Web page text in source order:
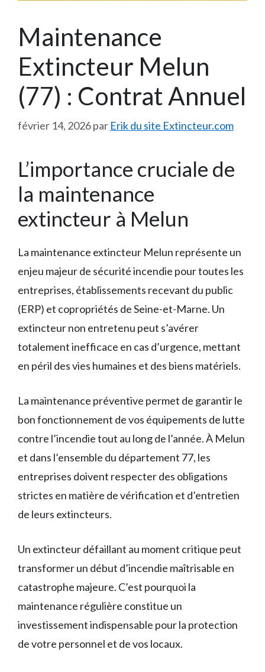
Maintenance
Extincteur Melun
(77) : Contrat Annuel
février 14, 2026par Erik du site Extincteur.com
L’importance cruciale de
la maintenance
extincteur à Melun
La maintenance extincteur Melun représente un
enjeu majeur de sécurité incendie pour toutes les
entreprises, établissements recevant du public
(ERP) et copropriétés de Seine-et-Marne. Un
extincteur non entretenu peut s’avérer
totalement inefficace en cas d’urgence, mettant
en péril des vies humaines et des biens matériels.
La maintenance préventive permet de garantir le
bon fonctionnement de vos équipements de lutte
contre l’incendie tout au long de l’année. À Melun
et dans l’ensemble du département 77, les
entreprises doivent respecter des obligations
strictes en matière de vérification et d’entretien
de leurs extincteurs.
Un extincteur défaillant au moment critique peut
transformer un début d’incendie maîtrisable en
catastrophe majeure. C’est pourquoi la
maintenance régulière constitue un
investissement indispensable pour la protection
de votre personnel et de vos locaux.